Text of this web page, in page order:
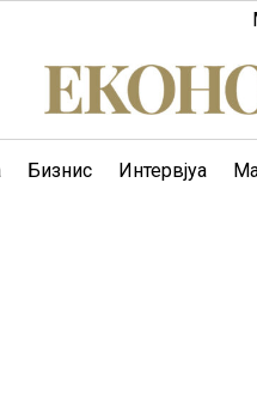
Бизнис Интервјуа